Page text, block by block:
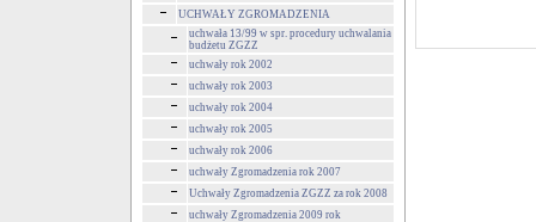
UCHWAŁY ZGROMADZENIA
uchwała 13/99 w spr. procedury uchwalania
budżetu ZGZZ
uchwały rok 2002
uchwały rok 2003
uchwały rok 2004
uchwały rok 2005
uchwały rok 2006
uchwały Zgromadzenia rok 2007
Uchwały Zgromadzenia ZGZZ za rok 2008
uchwały Zgromadzenia 2009 rok